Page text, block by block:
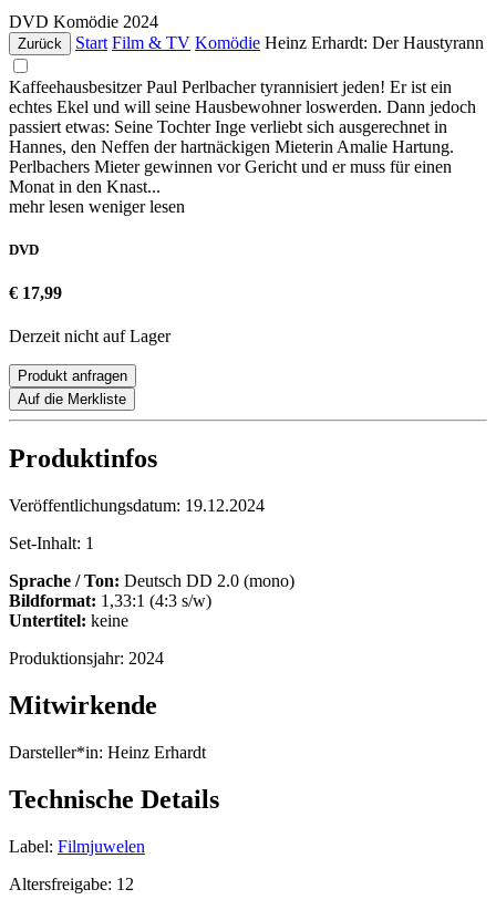
DVD Komödie 2024
Zurück Start Film & TV Komödie Heinz Erhardt: Der Haustyrann
Kaffeehausbesitzer Paul Perlbacher tyrannisiert jeden! Er ist ein
echtes Ekel und will seine Hausbewohner loswerden. Dann jedoch
passiert etwas: Seine Tochter Inge verliebt sich ausgerechnet in
Hannes, den Neffen der hartnäckigen Mieterin Amalie Hartung.
Perlbachers Mieter gewinnen vor Gericht und er muss für einen
Monat in den Knast...
mehr lesen weniger lesen
DVD
€ 17,99
Derzeit nicht auf Lager
Produkt anfragen
Auf die Merkliste
Produktinfos
Veröffentlichungsdatum: 19.12.2024
Set-Inhalt: 1
Sprache / Ton: Deutsch DD 2.0 (mono)
Bildformat: 1,33:1 (4:3 s/w)
Untertitel: keine
Produktionsjahr: 2024
Mitwirkende
Darsteller*in: Heinz Erhardt
Technische Details
Label: Filmjuwelen
Altersfreigabe: 12